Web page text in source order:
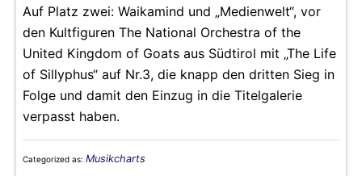
Auf Platz zwei: Waikamind und „Medienwelt“, vor
den Kultfiguren The National Orchestra of the
United Kingdom of Goats aus Südtirol mit „The Life
of Sillyphus“ auf Nr.3, die knapp den dritten Sieg in
Folge und damit den Einzug in die Titelgalerie
verpasst haben.
Categorized as: Musikcharts